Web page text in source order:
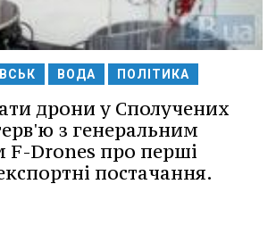
ВОДА ПОЛІТИКА
дрони у Сполучених
з генеральним
F-Drones про перші
постачання.